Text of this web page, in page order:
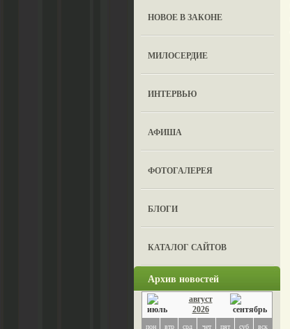
НОВОЕ В ЗАКОНЕ
МИЛОСЕРДИЕ
ИНТЕРВЬЮ
АФИША
ФОТОГАЛЕРЕЯ
БЛОГИ
КАТАЛОГ САЙТОВ
Архив новостей
август
2026
пон втр срд чет пят суб вск